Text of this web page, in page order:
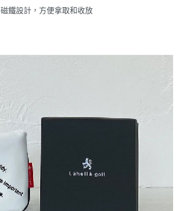
磁鐵設計，方便拿取和收放